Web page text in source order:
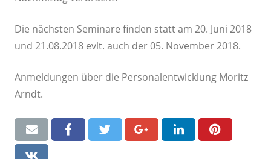
Die nächsten Seminare finden statt am 20. Juni 2018
und 21.08.2018 evlt. auch der 05. November 2018.
Anmeldungen über die Personalentwicklung Moritz
Arndt.